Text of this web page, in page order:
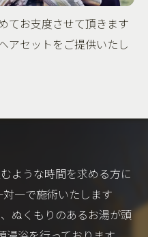
てお支度させて頂きます
アセットをご提供いたし
ような時間を求める方に
一で施術いたします
ぬくもりのあるお湯が頭